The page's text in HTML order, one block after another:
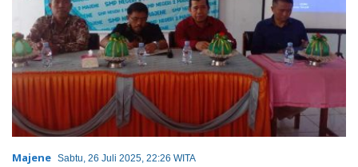
Majene Sabtu, 26 Juli 2025, 22:26 WITA